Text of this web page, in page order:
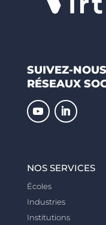
SUIVEZ-
RÉSEAUX
NOS SERVICES
Écoles
Industries
Institutions